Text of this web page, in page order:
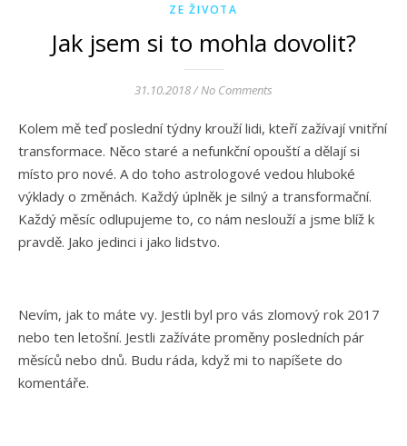
ZE ŽIVOTA
Jak jsem si to mohla dovolit?
31.10.2018/No Comments
Kolem mě teď poslední týdny krouží lidi, kteří zažívají vnitřní
transformace. Něco staré a nefunkční opouští a dělají si
místo pro nové. A do toho astrologové vedou hluboké
výklady o změnách. Každý úplněk je silný a transformační.
Každý měsíc odlupujeme to, co nám neslouží a jsme blíž k
pravdě. Jako jedinci i jako lidstvo.
Nevím, jak to máte vy. Jestli byl pro vás zlomový rok 2017
nebo ten letošní. Jestli zažíváte proměny posledních pár
měsíců nebo dnů. Budu ráda, když mi to napíšete do
komentáře.